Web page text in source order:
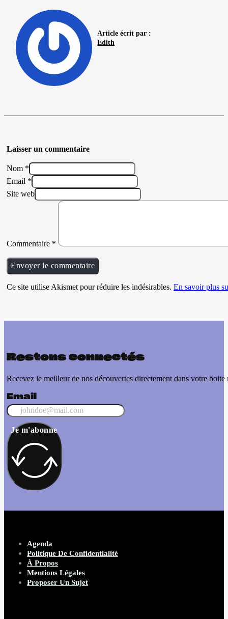
Article écrit par :
Edith
Laisser un commentaire
Nom *
Email *
Site web
Commentaire *
Ce site utilise Akismet pour réduire les indésirables. En savoir plus
Restons connectés
Recevez le meilleur de nos découvertes directement dans votre boite
Email
Je m'abonne
Agenda
Politique De Confidentialité
À Propos
Mentions Légales
Proposer Un Sujet